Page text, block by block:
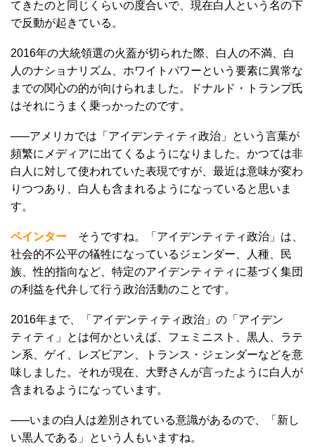
てきたのと同じくらいの度合いで、現在白人という名の下
で反動が起きている。
2016年の大統領選の火蓋が切られた際、白人の不満、白
人のナショナリズム、ホワイトパワーという要素に異常な
までの関心の的が向けられました。ドナルド・トランプ氏
はそれにうまく乗っかったのです。
─―アメリカでは「アイデンティティ政治」という言葉が
頻繁にメディアに出てくるようになりました。かつては非
白人に対して使われていた表現ですが、最近は意味が変わ
りつつあり、白人も含まれるようになっていると思いま
す。
ペインター そうですね。「アイデンティティ政治」は、
社会的不公平の犠牲になっているジェンダー、人種、民
族、性的指向など、特定のアイデンティティに基づく集団
の利益を代弁して行う政治活動のことです。
2016年まで、「アイデンティティ政治」の「アイデン
ティティ」とは何かといえば、フェミニスト、黒人、ラテ
ン系、ゲイ、レズビアン、トランス・ジェンダーなどを意
味しました。それが現在、大野さんが言ったように白人が
含まれるようになっています。
─―いまの白人は差別されている意識があるので、「新し
い黒人である」という人もいますね。